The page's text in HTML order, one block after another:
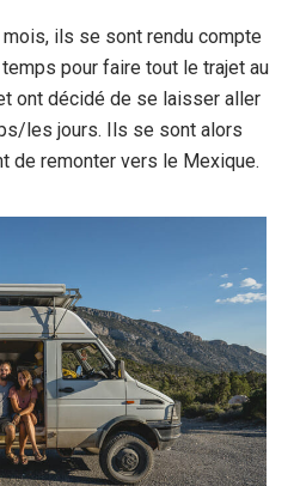
ils se sont rendu compte
temps pour faire tout le trajet au
ont décidé de se laisser aller
les jours. Ils se sont alors
de remonter vers le Mexique.